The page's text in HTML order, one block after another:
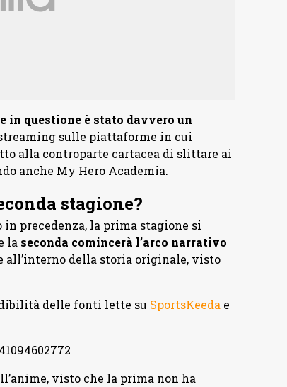
questione è stato davvero un
sulle piattaforme in cui
alla controparte cartacea di slittare ai
anche My Hero Academia.
stagione?
in precedenza, la prima stagione si
la seconda comincerà l’arco narrativo
all’interno della storia originale, visto
delle fonti lette su SportsKeeda e
visto che la prima non ha